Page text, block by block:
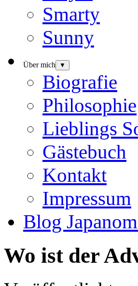
Smarty
Sunny
Über mich ▼
Biografie
Philosophie
Lieblings
Gästebuch
Kontakt
Impressum
Blog
Wo ist der